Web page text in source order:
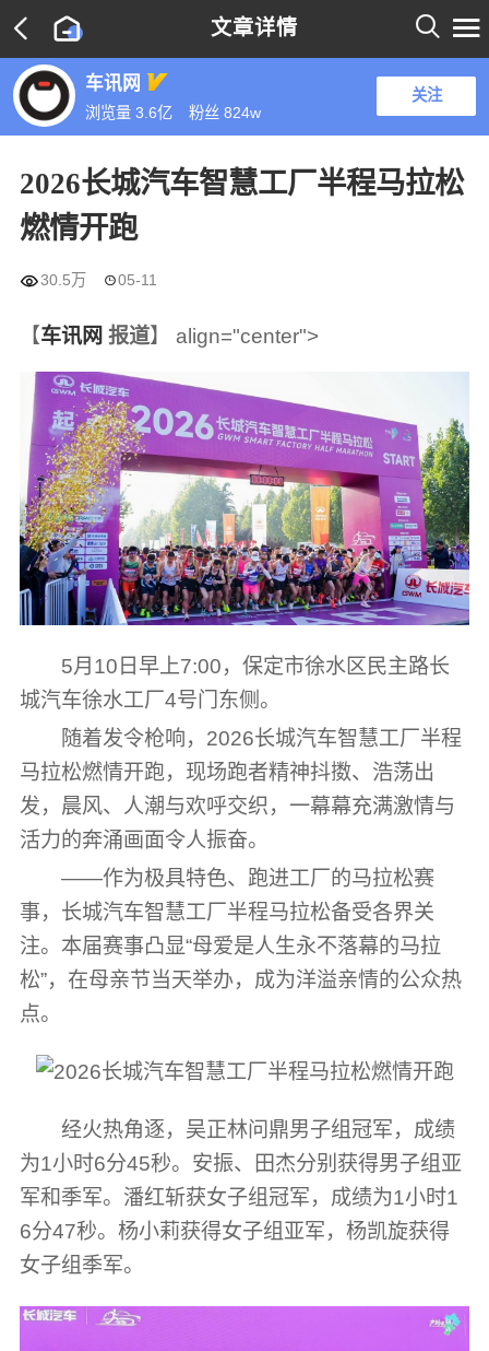
文章详情  
车讯网
浏览量 3.6亿 粉丝 824w
关注
2026长城汽车智慧工厂半程马拉松
燃情开跑
30.5万 05-11
【车讯网 报道】 align="center">
5月10日早上7:00，保定市徐水区民主路长
城汽车徐水工厂4号门东侧。
随着发令枪响，2026长城汽车智慧工厂半程
马拉松燃情开跑，现场跑者精神抖擞、浩荡出
发，晨风、人潮与欢呼交织，一幕幕充满激情与
活力的奔涌画面令人振奋。
——作为极具特色、跑进工厂的马拉松赛
事，长城汽车智慧工厂半程马拉松备受各界关
注。本届赛事凸显“母爱是人生永不落幕的马拉
松”，在母亲节当天举办，成为洋溢亲情的公众热
点。
经火热角逐，吴正林问鼎男子组冠军，成绩
为1小时6分45秒。安振、田杰分别获得男子组亚
军和季军。潘红斩获女子组冠军，成绩为1小时1
6分47秒。杨小莉获得女子组亚军，杨凯旋获得
女子组季军。